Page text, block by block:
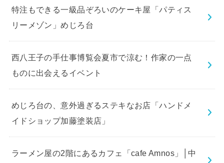
特注もできる一級品ぞろいのケーキ屋「パティス
リーメゾン」めじろ台
西八王子の手仕事博覧会夏市で涼む！作家の一点
ものに出会えるイベント
めじろ台の、意外過ぎるステキなお店「ハンドメ
イドショップ加藤塗装店」
ラーメン屋の2階にあるカフェ「cafe Amnos」│中